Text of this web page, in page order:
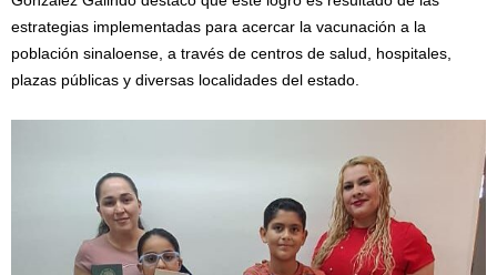
estrategias implementadas para acercar la vacunación a la
población sinaloense, a través de centros de salud, hospitales,
plazas públicas y diversas localidades del estado.